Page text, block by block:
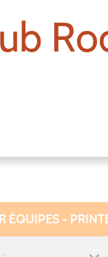
ÉQUIPES -